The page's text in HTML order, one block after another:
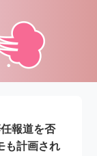
報道を否
も計画され